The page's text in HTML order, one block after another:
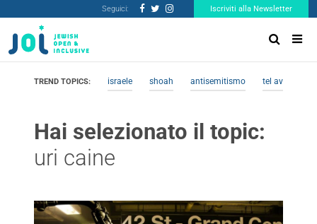
Seguici: Iscriviti alla Newsletter
TREND TOPICS: israele shoah antisemitismo tel aviv
Hai selezionato il topic:
uri caine